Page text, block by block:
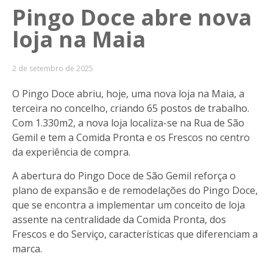
Pingo Doce abre nova
loja na Maia
2 de setembro de 2025
O Pingo Doce abriu, hoje, uma nova loja na Maia, a
terceira no concelho, criando 65 postos de trabalho.
Com 1.330m2, a nova loja localiza-se na Rua de São
Gemil e tem a Comida Pronta e os Frescos no centro
da experiência de compra.
A abertura do Pingo Doce de São Gemil reforça o
plano de expansão e de remodelações do Pingo Doce,
que se encontra a implementar um conceito de loja
assente na centralidade da Comida Pronta, dos
Frescos e do Serviço, características que diferenciam a
marca.